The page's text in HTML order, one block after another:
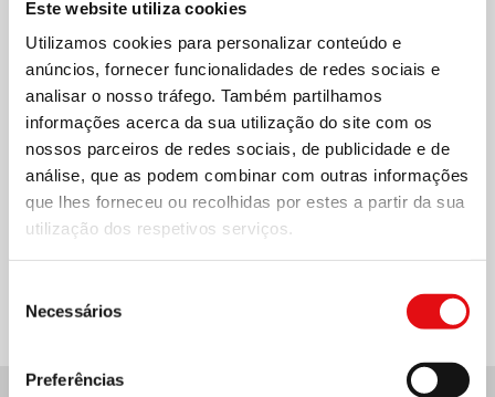
Este website utiliza cookies
Utilizamos cookies para personalizar conteúdo e
anúncios, fornecer funcionalidades de redes sociais e
analisar o nosso tráfego. Também partilhamos
informações acerca da sua utilização do site com os
nossos parceiros de redes sociais, de publicidade e de
análise, que as podem combinar com outras informações
que lhes forneceu ou recolhidas por estes a partir da sua
utilização dos respetivos serviços.
Necessários
Preferências
Compartilhar no: